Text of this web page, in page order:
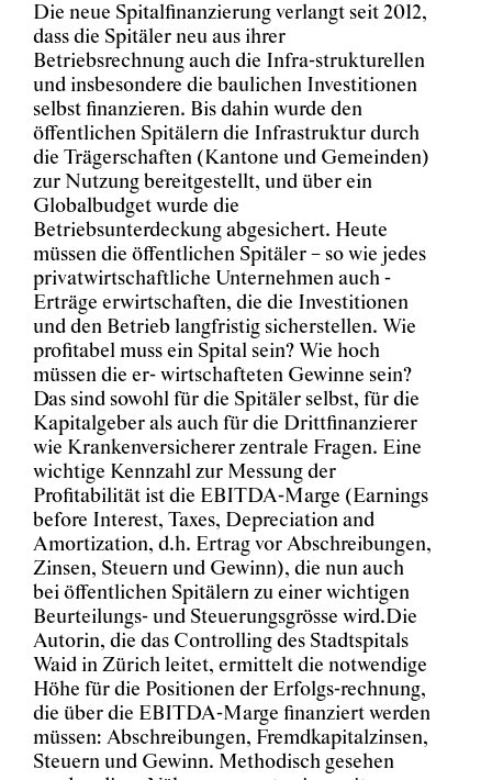
Die neue Spitalfinanzierung verlangt seit 2012,
dass die Spitäler neu aus ihrer
Betriebsrechnung auch die Infra-strukturellen
und insbesondere die baulichen Investitionen
selbst finanzieren. Bis dahin wurde den
öffentlichen Spitälern die Infrastruktur durch
die Trägerschaften (Kantone und Gemeinden)
zur Nutzung bereitgestellt, und über ein
Globalbudget wurde die
Betriebsunterdeckung abgesichert. Heute
müssen die öffentlichen Spitäler – so wie jedes
privatwirtschaftliche Unternehmen auch -
Erträge erwirtschaften, die die Investitionen
und den Betrieb langfristig sicherstellen. Wie
profitabel muss ein Spital sein? Wie hoch
müssen die er- wirtschafteten Gewinne sein?
Das sind sowohl für die Spitäler selbst, für die
Kapitalgeber als auch für die Drittfinanzierer
wie Krankenversicherer zentrale Fragen. Eine
wichtige Kennzahl zur Messung der
Profitabilität ist die EBITDA-Marge (Earnings
before Interest, Taxes, Depreciation and
Amortization, d.h. Ertrag vor Abschreibungen,
Zinsen, Steuern und Gewinn), die nun auch
bei öffentlichen Spitälern zu einer wichtigen
Beurteilungs- und Steuerungsgrösse wird.Die
Autorin, die das Controlling des Stadtspitals
Waid in Zürich leitet, ermittelt die notwendige
Höhe für die Positionen der Erfolgs-rechnung,
die über die EBITDA-Marge finanziert werden
müssen: Abschreibungen, Fremdkapitalzinsen,
Steuern und Gewinn. Methodisch gesehen